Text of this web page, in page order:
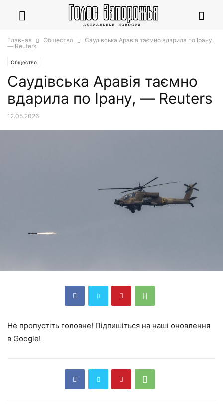
Главная Общество
Саудівська Аравія таємно вдарила по Ірану,
— Reuters
Общество
Саудівська Аравія таємно
вдарила по Ірану, — Reuters
12.05.2026
Не пропустіть головне! Підпишіться на наші оновлення
в Google!